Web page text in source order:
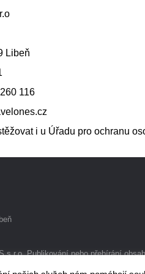
Libeň
116
i u Úřadu pro ochranu
s.r.o. Publikování nebo přebírání
ochrany osobních údajů Tvorba